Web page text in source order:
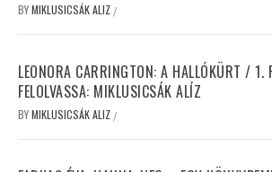
BYMIKLUSICSÁK ALIZ /
LEONORA CARRINGTON: A HALLÓKÜRT /
FELOLVASSA: MIKLUSICSÁK ALÍZ
BYMIKLUSICSÁK ALIZ /